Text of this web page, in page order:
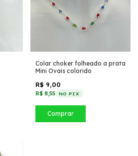
Colar choker folheado a prata
Mini Ovais colorido
R$ 9,00
R$ 8,55 NO PIX
Comprar